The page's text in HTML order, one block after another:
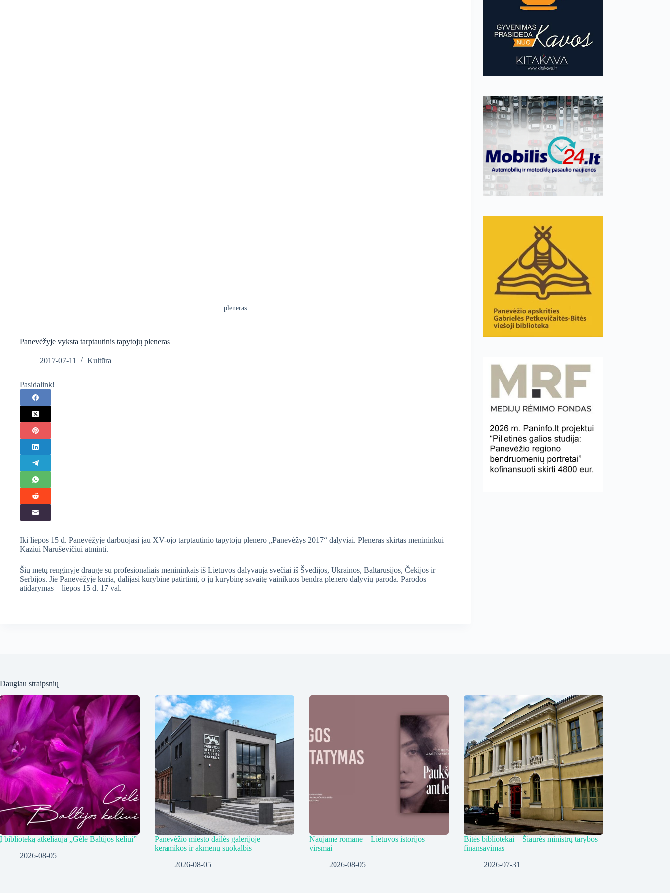
pleneras
Panevėžyje vyksta tarptautinis tapytojų pleneras
2017-07-11 Kultūra
Pasidalink!
Iki liepos 15 d. Panevėžyje darbuojasi jau XV-ojo tarptautinio tapytojų plenero „Panevėžys 2017“ dalyviai. Pleneras skirtas menininkui
Kaziui Naruševičiui atminti.
Šių metų renginyje drauge su profesionaliais menininkais iš Lietuvos dalyvauja svečiai iš Švedijos, Ukrainos, Baltarusijos, Čekijos ir
Serbijos. Jie Panevėžyje kuria, dalijasi kūrybine patirtimi, o jų kūrybinę savaitę vainikuos bendra plenero dalyvių paroda. Parodos
atidarymas – liepos 15 d. 17 val.
Daugiau straipsnių
Į biblioteką atkeliauja „Gėlė Baltijos keliui”
2026-08-05
Panevėžio miesto dailės galerijoje –
keramikos ir akmenų suokalbis
2026-08-05
Naujame romane – Lietuvos istorijos
virsmai
2026-08-05
Bitės bibliotekai – Šiaurės ministrų tarybos
finansavimas
2026-07-31